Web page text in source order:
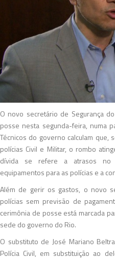
O novo secretário de Segurança
posse nesta segunda-feira, numa
Técnicos do governo calculam
polícias Civil e Militar, o rombo
dívida se refere a atrasos no
equipamentos para as polícias e a
Além de gerir os gastos, o novo
polícias sem previsão de
cerimônia de posse está marcada
sede do governo do Rio.
O substituto de José Mariano
Polícia Civil, em substituição ao